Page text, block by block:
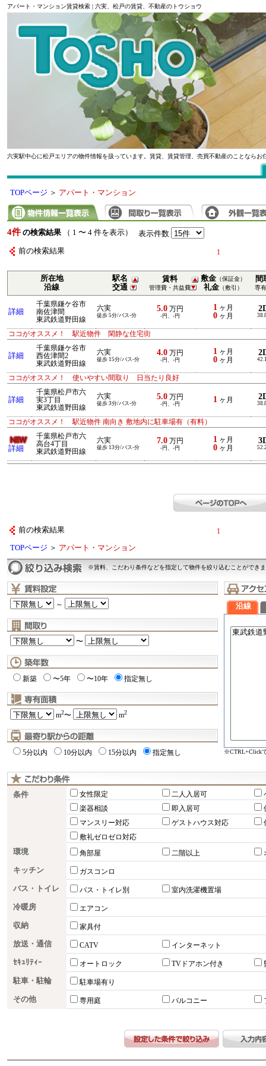
アパート・マンション賃貸検索 | 六実、松戸の賃貸、不動産のトウショウ
六実駅中心に松戸エリアの物件情報を扱っています。賃貸、賃貸管理、売買不動産のことならお
TOPページ ＞ アパート・マンション
4件 の検索結果 （ 1 〜 4 件を表示） 表示件数
前の検索結果 1
所在地
沿線
駅名
交通
賃料
管理費・共益費
敷金（保証金）
礼金（敷引）
間
専
詳細
千葉県鎌ケ谷市
南佐津間
東武鉄道野田線
六実
徒歩 5分/バス-分
5.0万円
-円、-円
1 ヶ月
0ヶ月
ココがオススメ！ 駅近物件 閑静な住宅街
詳細
千葉県鎌ケ谷市
西佐津間2
東武鉄道野田線
六実
徒歩 15分/バス-分
4.0万円
-円、-円
1 ヶ月
0ヶ月
ココがオススメ！ 使いやすい間取り 日当たり良好
詳細
千葉県松戸市六
実3丁目
東武鉄道野田線
六実
徒歩 3分/バス-分
5.0万円
-円、-円 1 ヶ月
ココがオススメ！ 駅近物件 南向き 敷地内に駐車場有（有料）
詳細
千葉県松戸市六
高台4丁目
東武鉄道野田線
六実
徒歩 13分/バス-分
7.0万円
-円、-円
1 ヶ月
0ヶ月
前の検索結果 1
TOPページ ＞ アパート・マンション
※賃料、こだわり条件などを指定して物件を絞り込むことができ
～
〜
新築 〜5年 〜10年 指定無し
m2〜 m2
5分以内 10分以内 15分以内 指定無し
沿線
※CTRL+Click
条件 女性限定 二人入居可
楽器相談
即入居可
マンスリー対応
ゲストハウス対応
敷礼ゼロゼロ対応
環境 角部屋 二階以上
キッチン ガスコンロ
バス・トイレ バス・トイレ別 室内洗濯機置場
冷暖房 エアコン
収納 家具付
放送・通信 CATV インターネット
ｾｷｭﾘﾃｨｰ オートロック TVドアホン付き
駐車・駐輪 駐車場有り
その他 専用庭 バルコニー